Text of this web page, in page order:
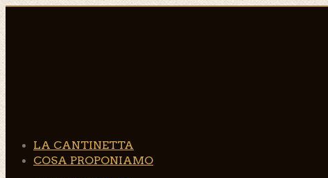
LA CANTINETTA
COSA PROPONIAMO